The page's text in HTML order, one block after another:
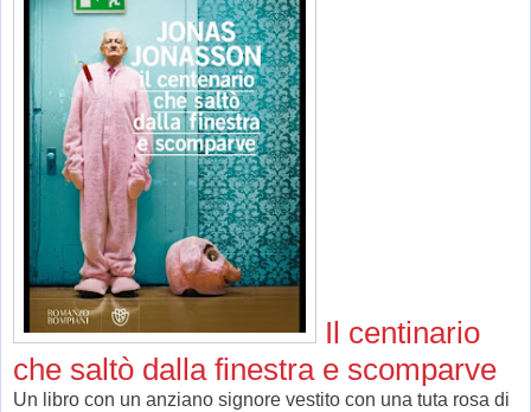
Il centinario
che saltò dalla finestra e scomparve
Un libro con un anziano signore vestito con una tuta rosa di